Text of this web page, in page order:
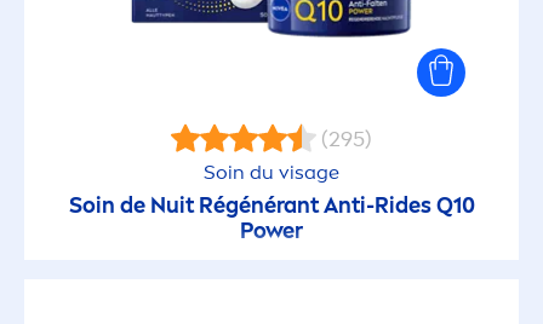
(295)
Soin du visage
Soin de Nuit Régénérant Anti-Rides Q10
Power